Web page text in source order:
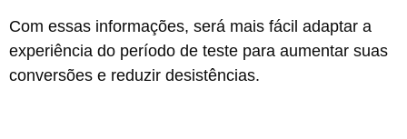
Com essas informações, será mais fácil adaptar a
experiência do período de teste para aumentar suas
conversões e reduzir desistências.